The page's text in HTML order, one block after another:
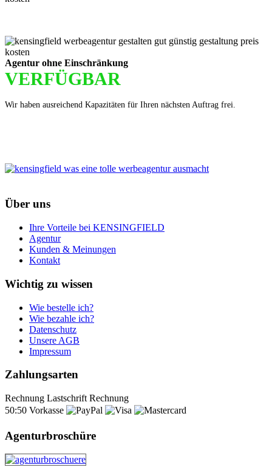
Agentur ohne Einschränkung
VERFÜGBAR
Wir haben ausreichend Kapazitäten für Ihren nächsten Auftrag frei.
Über uns
Ihre Vorteile bei KENSINGFIELD
Agentur
Kunden & Meinungen
Kontakt
Wichtig zu wissen
Wie bestelle ich?
Wie bezahle ich?
Datenschutz
Unsere AGB
Impressum
Zahlungsarten
Rechnung Lastschrift Rechnung
50:50 Vorkasse
Agenturbroschüre